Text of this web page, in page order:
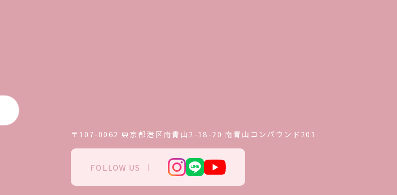
〒107-0062 東京都港区南青山2-18-20 南青山コンパウンド201
FOLLOW US